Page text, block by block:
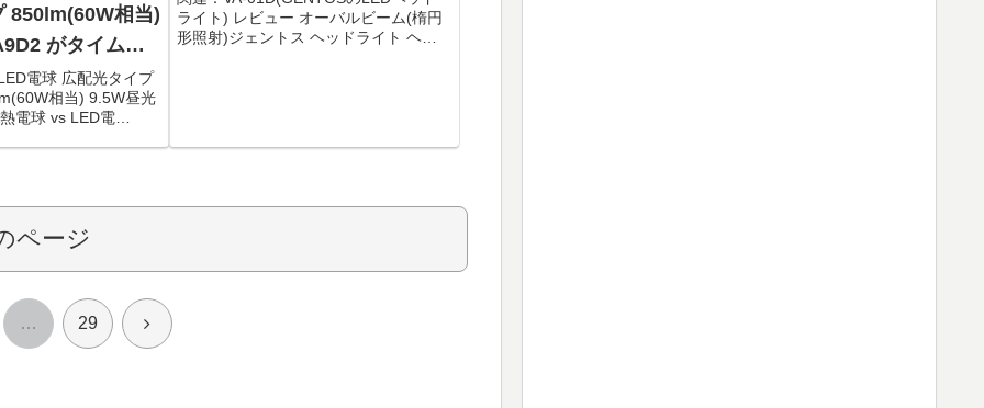
850lm(60W相当)
がタイムセ
！電球 広配光タイプ
相当) 9.5W昼光
電球 vs LED電
ライト) レビュー オーバルビーム(楕円
形照射)ジェントス ヘッドライト ヘッ
ページ
… 29 次